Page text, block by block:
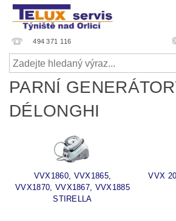
494 371 116
PARNÍ
DÉLONGHI
VVX1860, VVX1865,
VVX1870, VVX1867, VVX1885
STIRELLA
VVX